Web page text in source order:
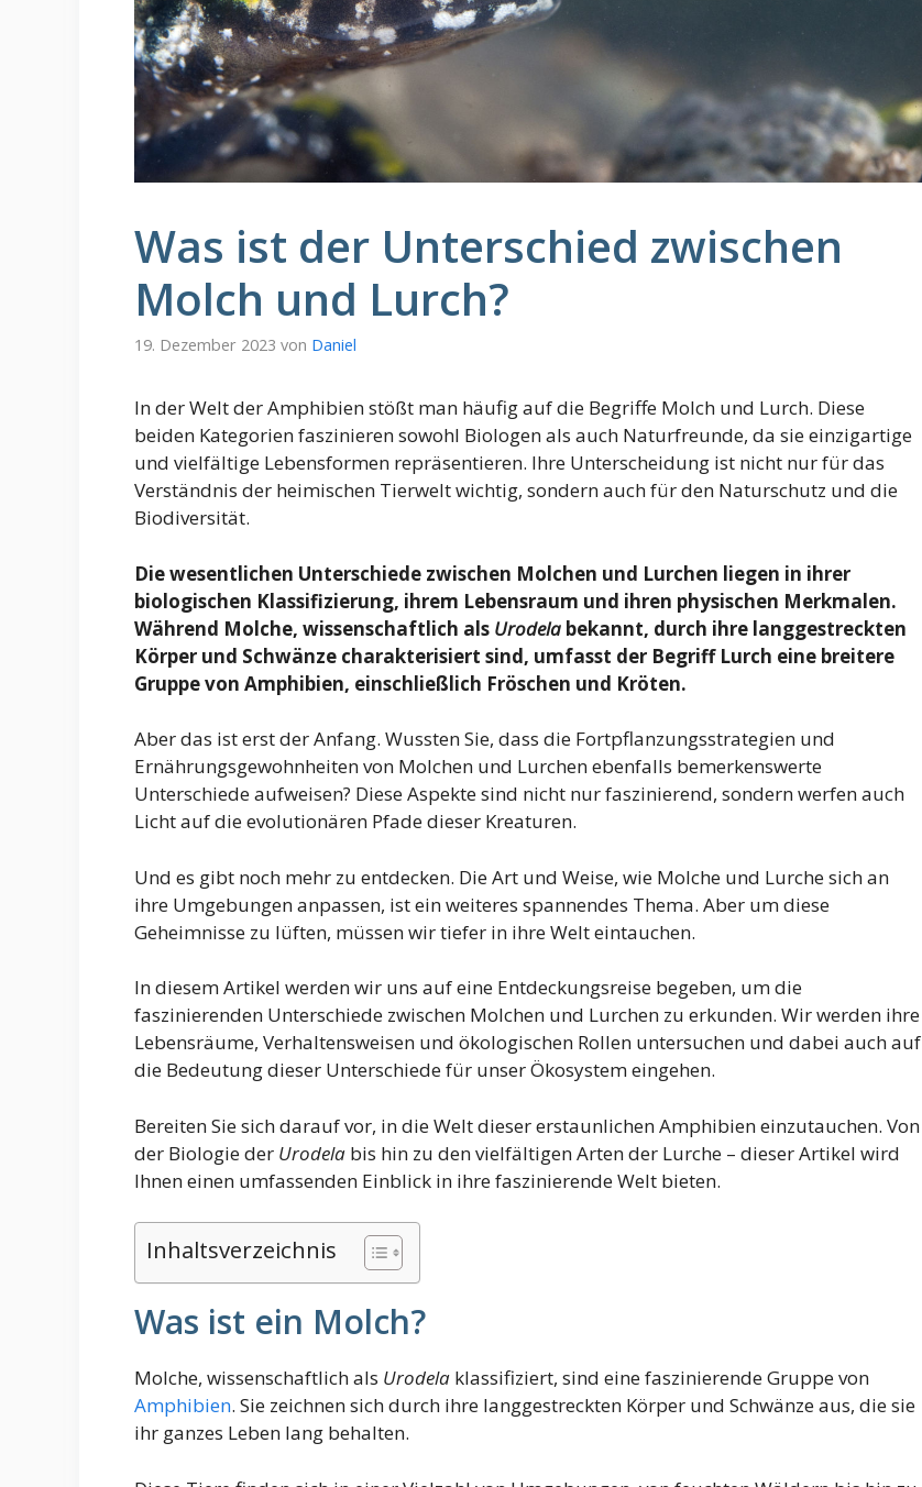
Was ist der Unterschied zwischen
Molch und Lurch?
19. Dezember 2023 von Daniel
In der Welt der Amphibien stößt man häufig auf die Begriffe Molch und Lurch. Diese
beiden Kategorien faszinieren sowohl Biologen als auch Naturfreunde, da sie einzigartige
und vielfältige Lebensformen repräsentieren. Ihre Unterscheidung ist nicht nur für das
Verständnis der heimischen Tierwelt wichtig, sondern auch für den Naturschutz und die
Biodiversität.
Die wesentlichen Unterschiede zwischen Molchen und Lurchen liegen in ihrer
biologischen Klassifizierung, ihrem Lebensraum und ihren physischen Merkmalen.
Während Molche, wissenschaftlich als Urodela bekannt, durch ihre langgestreckten
Körper und Schwänze charakterisiert sind, umfasst der Begriff Lurch eine breitere
Gruppe von Amphibien, einschließlich Fröschen und Kröten.
Aber das ist erst der Anfang. Wussten Sie, dass die Fortpflanzungsstrategien und
Ernährungsgewohnheiten von Molchen und Lurchen ebenfalls bemerkenswerte
Unterschiede aufweisen? Diese Aspekte sind nicht nur faszinierend, sondern werfen auch
Licht auf die evolutionären Pfade dieser Kreaturen.
Und es gibt noch mehr zu entdecken. Die Art und Weise, wie Molche und Lurche sich an
ihre Umgebungen anpassen, ist ein weiteres spannendes Thema. Aber um diese
Geheimnisse zu lüften, müssen wir tiefer in ihre Welt eintauchen.
In diesem Artikel werden wir uns auf eine Entdeckungsreise begeben, um die
faszinierenden Unterschiede zwischen Molchen und Lurchen zu erkunden. Wir werden ihre
Lebensräume, Verhaltensweisen und ökologischen Rollen untersuchen und dabei auch auf
die Bedeutung dieser Unterschiede für unser Ökosystem eingehen.
Bereiten Sie sich darauf vor, in die Welt dieser erstaunlichen Amphibien einzutauchen. Von
der Biologie der Urodela bis hin zu den vielfältigen Arten der Lurche – dieser Artikel wird
Ihnen einen umfassenden Einblick in ihre faszinierende Welt bieten.
Inhaltsverzeichnis
Was ist ein Molch?
Molche, wissenschaftlich als Urodela klassifiziert, sind eine faszinierende Gruppe von
Amphibien. Sie zeichnen sich durch ihre langgestreckten Körper und Schwänze aus, die sie
ihr ganzes Leben lang behalten.